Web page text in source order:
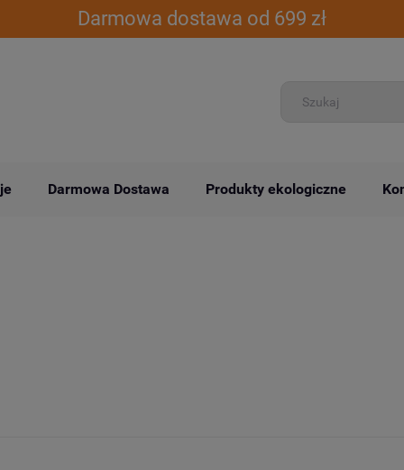
Darmowa dostawa od 699 zł
Darmowa Dostawa Produkty ekologiczne